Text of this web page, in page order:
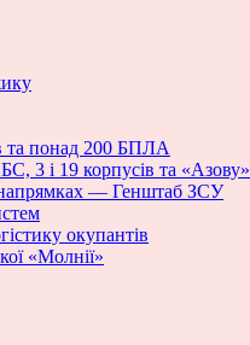
та понад 200 БПЛА
3 і 19 корпусів та «Азову»
напрямках — Генштаб ЗСУ
окупантів
«Молнії»